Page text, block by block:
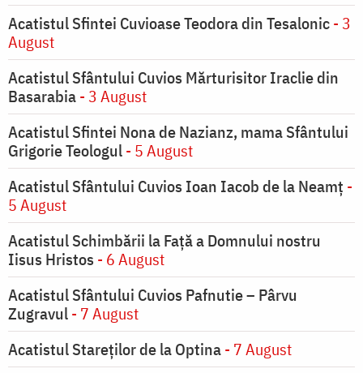
Acatistul Sfintei Cuvioase Teodora din Tesalonic- 3
August
Acatistul Sfântului Cuvios Mărturisitor Iraclie din
Basarabia- 3 August
Acatistul Sfintei Nona de Nazianz, mama Sfântului
Grigorie Teologul- 5 August
Acatistul Sfântului Cuvios Ioan Iacob de la Neamț -
5 August
Acatistul Schimbării la Faţă a Domnului nostru
Iisus Hristos - 6 August
Acatistul Sfântului Cuvios Pafnutie – Pârvu
Zugravul- 7 August
Acatistul Stareţilor de la Optina- 7 August